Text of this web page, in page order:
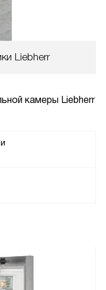
Liebherr
камеры Liebherr